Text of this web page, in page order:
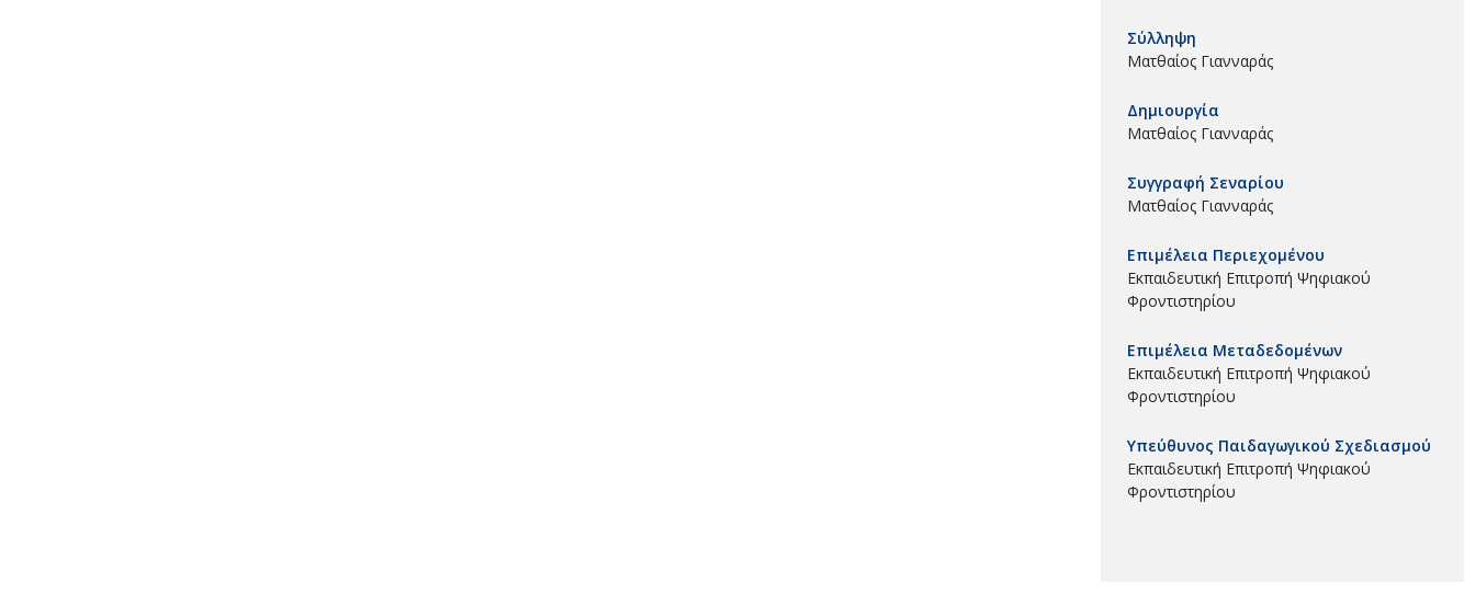
Σύλληψη
Ματθαίος Γιανναράς
Δημιουργία
Ματθαίος Γιανναράς
Συγγραφή Σεναρίου
Ματθαίος Γιανναράς
Επιμέλεια Περιεχομένου
Εκπαιδευτική Επιτροπή Ψηφιακού
Φροντιστηρίου
Επιμέλεια Μεταδεδομένων
Εκπαιδευτική Επιτροπή Ψηφιακού
Φροντιστηρίου
Υπεύθυνος Παιδαγωγικού Σχεδιασμού
Εκπαιδευτική Επιτροπή Ψηφιακού
Φροντιστηρίου